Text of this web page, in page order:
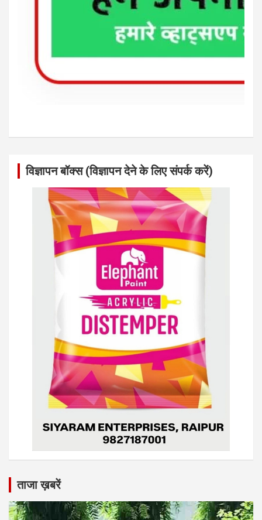
विज्ञापन बॉक्स (विज्ञापन देने के लिए संपर्क करें)
ताजा ख़बरें